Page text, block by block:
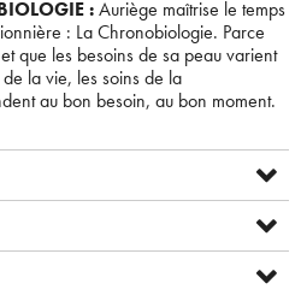
:Auriège maîtrise le temps
: La Chronobiologie. Parce
que les besoins de sa peau varient
la vie, les soins de la
au bon besoin, au bon moment.